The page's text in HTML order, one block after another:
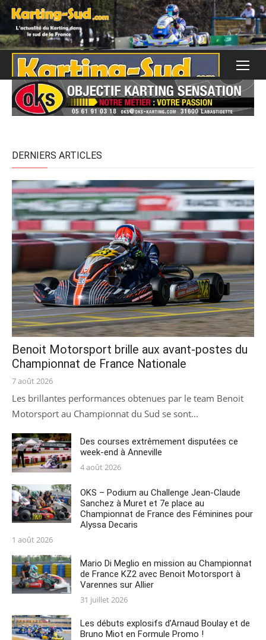
Skip
content
DERNIERS ARTICLES
Benoit Motorsport brille aux avant-postes du
Championnat de France Nationale
Posted
on
7 août 2026
Les brillantes performances obtenues par le team Benoit
Motorsport au Championnat du Sud se sont...
Des courses extrêmement disputées ce
week-end à Anneville
Posted
4 août 2026
OKS – Podium au Challenge Jean-Claude
Sanchez à Muret et 7e place au
Championnat de France des Féminines pour
Alyssa Decaris
Posted
1 août 2026
Mario Di Meglio en mission au Championnat
de France KZ2 avec Benoit Motorsport à
Varennes sur Allier
Posted
31 juillet 2026
Les débuts explosifs d’Arnaud Boulay et de
Bruno Miot en Formule Promo !